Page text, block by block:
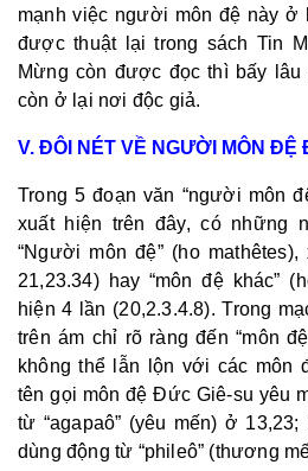
mạnh việc người môn đệ này ở
được thuật lại trong sách Tin
Mừng còn được đọc thì bấy
còn ở lại nơi độc giả.
V. ĐÔI NÉT VỀ NGƯỜI MÔN ĐỆ
Trong 5 đoạn văn “người môn
xuất hiện trên đây, có những
“Người môn đệ” (ho
21,23.34) hay “môn đệ khác”
hiện 4 lần (20,2.3.4.8). Trong
trên ám chỉ rõ ràng đến “môn
không thể lẫn lộn với các môn
tên gọi môn đệ Đức Giê-su yêu
từ “agapaô” (yêu mến) ở
dùng động từ “phileô” (thương